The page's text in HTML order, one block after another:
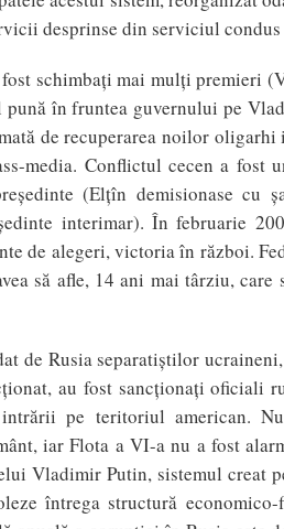
desprinse din serviciul
schimbaţi mai mulţi premieri
în fruntea guvernului pe
de recuperarea noilor
media. Conflictul cecen a fost
(Elţîn demisionase cu
interimar). În februarie
de alegeri, victoria în război.
să afle, 14 ani mai târziu,
de Rusia separatiştilor
au fost sancţionaţi oficiali
pe teritoriul american.
iar Flota a VI-a nu a fost
Vladimir Putin, sistemul creat
întrega structură economico-